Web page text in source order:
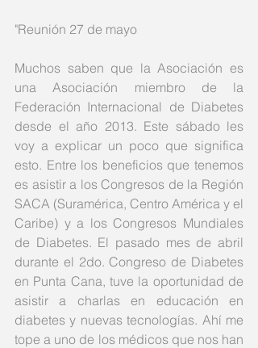
"Reunión 27 de mayo
Muchos saben que la Asociación es
una Asociación miembro de la
Federación Internacional de Diabetes
desde el año 2013. Este sábado les
voy a explicar un poco que significa
esto. Entre los beneficios que tenemos
es asistir a los Congresos de la Región
SACA (Suramérica, Centro América y el
Caribe) y a los Congresos Mundiales
de Diabetes. El pasado mes de abril
durante el 2do. Congreso de Diabetes
en Punta Cana, tuve la oportunidad de
asistir a charlas en educación en
diabetes y nuevas tecnologías. Ahí me
tope a uno de los médicos que nos han